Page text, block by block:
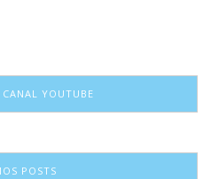
CANAL YOUTUBE
POSTS